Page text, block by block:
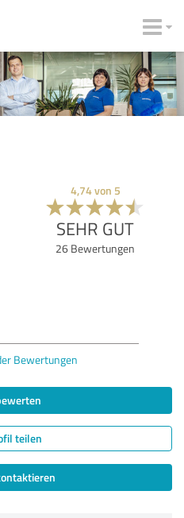
4,74von 5
SEHR GUT
26 Bewertungen
Bewertungen
teilen